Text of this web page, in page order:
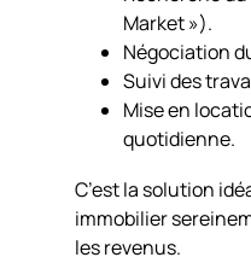
Market »).
Négociation
Suivi des
Mise en
quotidienne.
C’est la solution
immobilier
les revenus.